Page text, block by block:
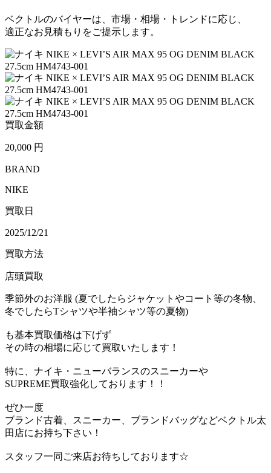
ベクトルのバイヤーは、市場・相場・トレンドに応じ、
適正なお見積もりをご提示します。
買取金額
20,000 円
BRAND
NIKE
買取日
2025/12/21
買取方法
店頭買取
季節外のお洋服 (夏でしたらジャケットやコート等の冬物、
冬でしたらTシャツや半袖シャツ等の夏物)
も基本買取価格は下げず
その時の相場に応じて買取いたします！
特に、ナイキ・ニューバランスのスニーカーや
SUPREME買取強化しております！！
ぜひ一度
ブランド古着、スニーカー、ブランドバッグなどベクトル太
田店にお持ち下さい！
スタッフ一同ご来店お待ちしております☆